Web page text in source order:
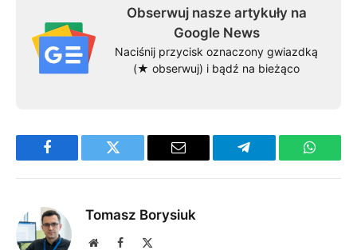
Obserwuj nasze artykuły na
Google News
Naciśnij przycisk oznaczony gwiazdką
(★ obserwuj) i bądź na bieżąco
Facebook Twitter Email Telegram
Tomasz Borysiuk
WebsiteFacebook